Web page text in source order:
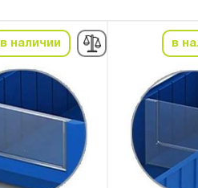
в наличии в